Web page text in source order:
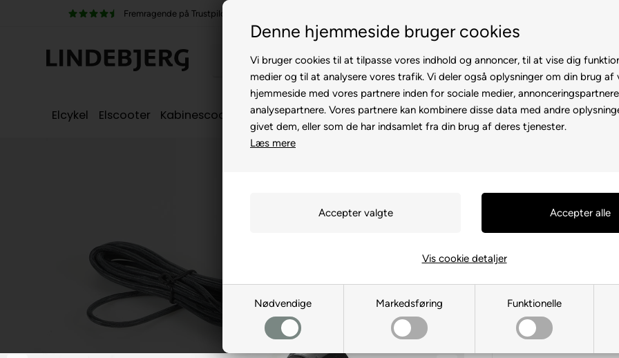
Denne hjemmeside bruger cookies
Vi bruger cookies til at tilpasse vores indhold og annoncer, til at vise dig
medier og til at analysere vores trafik. Vi deler også oplysninger om din brug af
hjemmeside med vores partnere inden for sociale medier,
analysepartnere. Vores partnere kan kombinere disse data med andre
givet dem, eller som de har indsamlet fra din brug af deres tjenester.
Læs mere
Nødvendige Markedsføring Funktionelle
Vis cookie detaljer
på Trustpilot 100% køreklar
Elcykel Elscooter Kabinescooter Seniorcykel Rollator Brugte Otiumstole El-kørestol
131178
549,00
På lager til levering